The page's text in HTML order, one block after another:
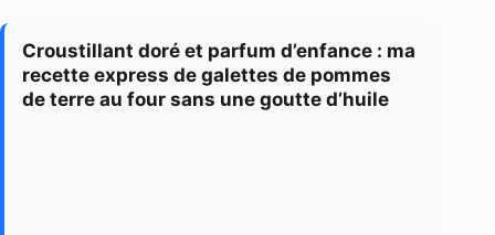
Croustillant doré et parfum d’enfance : ma
recette express de galettes de pommes
de terre au four sans une goutte d’huile